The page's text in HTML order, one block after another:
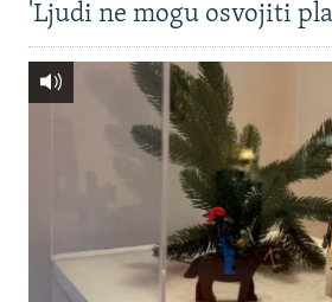
'Ljudi ne mogu osvojiti